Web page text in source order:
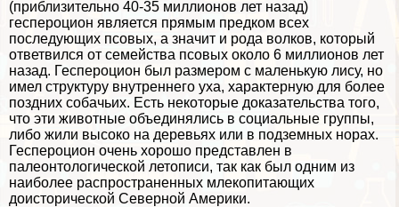
(приблизительно 40-35 миллионов лет назад)
геспероцион является прямым предком всех
последующих псовых, а значит и рода волков, который
ответвился от семейства псовых около 6 миллионов лет
назад. Геспероцион был размером с маленькую лису, но
имел структуру внутреннего уха, хаpaктерную для более
поздних собачьих. Есть некоторые доказательства того,
что эти животные объединялись в социальные группы,
либо жили высоко на деревьях или в подземных норах.
Геспероцион очень хорошо представлен в
палеонтологической летописи, так как был одним из
наиболее распространенных млекопитающих
доисторической Северной Америки.